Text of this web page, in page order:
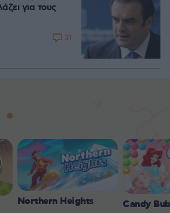
για τους
31
Northern Heights Candy